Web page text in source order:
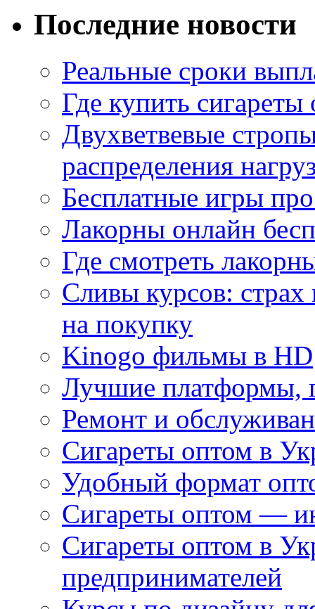
Последние новости
Реальные сроки
Где купить
Двухветвевые
распределения
Бесплатные игры
Лакорны онлайн
Где смотреть
Сливы курсов:
на покупку
Kinogo фильмы в HD
Лучшие платформы,
Ремонт и
Сигареты оптом в
Удобный формат
Сигареты оптом —
Сигареты оптом в
предпринимателей